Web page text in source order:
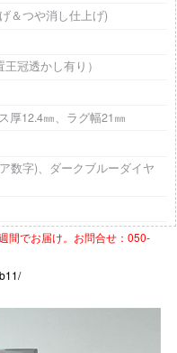
つや消し仕上げ)
冠透かし有り）
厚12.4㎜、ラグ幅21㎜
数字)、ダークブルーダイヤ
間でお届け。お問合せ：050-